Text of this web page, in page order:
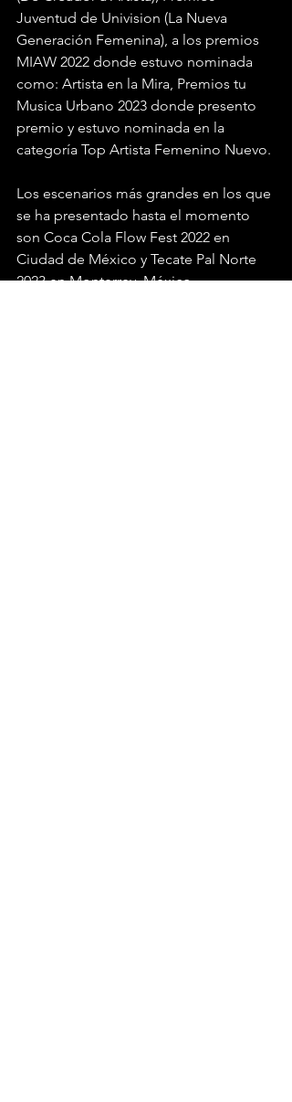
Juventud de Univision (La Nueva
Generación Femenina), a los premios
MIAW 2022 donde estuvo nominada
como: Artista en la Mira, Premios tu
Musica Urbano 2023 donde presento
premio y estuvo nominada en la
categoría Top Artista Femenino Nuevo.
Los escenarios más grandes en los que
se ha presentado hasta el momento
son Coca Cola Flow Fest 2022 en
Ciudad de México y Tecate Pal Norte
2023 en Monterrey, México.